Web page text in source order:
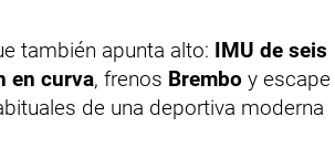
también apunta alto: IMU de seis
en curva, frenos Brembo y escape
de una deportiva moderna